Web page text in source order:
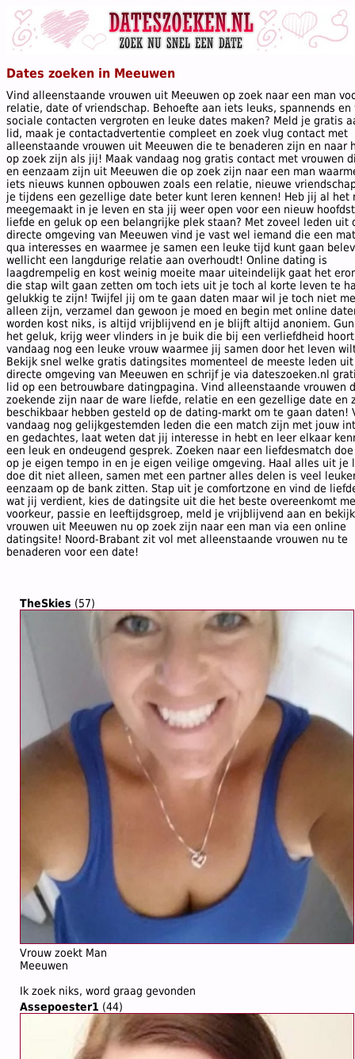
Dates zoeken in Meeuwen
Vind alleenstaande vrouwen uit Meeuwen op zoek naar een man
relatie, date of vriendschap. Behoefte aan iets leuks, spannends
sociale contacten vergroten en leuke dates maken? Meld je gratis
lid, maak je contactadvertentie compleet en zoek vlug contact met
alleenstaande vrouwen uit Meeuwen die te benaderen zijn en naar
op zoek zijn als jij! Maak vandaag nog gratis contact met vrouwen
en eenzaam zijn uit Meeuwen die op zoek zijn naar een man
iets nieuws kunnen opbouwen zoals een relatie, nieuwe
je tijdens een gezellige date beter kunt leren kennen! Heb jij al het
meegemaakt in je leven en sta jij weer open voor een nieuw
liefde en geluk op een belangrijke plek staan? Met zoveel leden uit
directe omgeving van Meeuwen vind je vast wel iemand die een
qua interesses en waarmee je samen een leuke tijd kunt gaan
wellicht een langdurige relatie aan overhoudt! Online dating is
laagdrempelig en kost weinig moeite maar uiteindelijk gaat het
die stap wilt gaan zetten om toch iets uit je toch al korte leven te
gelukkig te zijn! Twijfel jij om te gaan daten maar wil je toch niet
alleen zijn, verzamel dan gewoon je moed en begin met online
worden kost niks, is altijd vrijblijvend en je blijft altijd anoniem.
het geluk, krijg weer vlinders in je buik die bij een verliefdheid
vandaag nog een leuke vrouw waarmee jij samen door het leven
Bekijk snel welke gratis datingsites momenteel de meeste leden
directe omgeving van Meeuwen en schrijf je via dateszoeken.nl
lid op een betrouwbare datingpagina. Vind alleenstaande vrouwen
zoekende zijn naar de ware liefde, relatie en een gezellige date en
beschikbaar hebben gesteld op de dating-markt om te gaan daten!
vandaag nog gelijkgestemden leden die een match zijn met jouw
en gedachtes, laat weten dat jij interesse in hebt en leer elkaar
een leuk en ondeugend gesprek. Zoeken naar een liefdesmatch
op je eigen tempo in en je eigen veilige omgeving. Haal alles uit je
doe dit niet alleen, samen met een partner alles delen is veel
eenzaam op de bank zitten. Stap uit je comfortzone en vind de
wat jij verdient, kies de datingsite uit die het beste overeenkomt
voorkeur, passie en leeftijdsgroep, meld je vrijblijvend aan en
vrouwen uit Meeuwen nu op zoek zijn naar een man via een online
datingsite! Noord-Brabant zit vol met alleenstaande vrouwen nu te
benaderen voor een date!
TheSkies (57)
Vrouw zoekt Man
Meeuwen
Ik zoek niks, word graag gevonden
Assepoester1 (44)